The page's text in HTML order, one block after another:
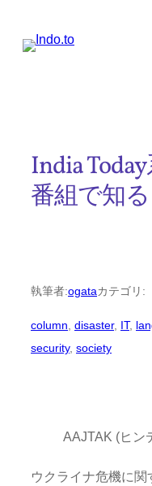
India
番組で知
執筆者:ogataカテゴリ:
column disaster, IT,
security, society
AAJTAK (ヒン
ウクライナ危機に